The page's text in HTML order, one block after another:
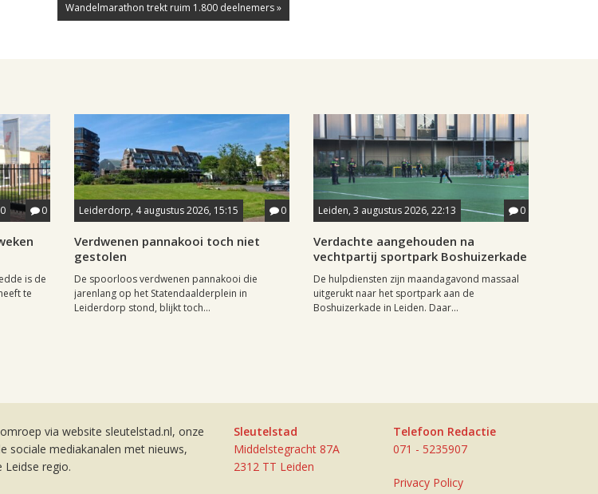
Wandelmarathon trekt ruim 1.800 deelnemers »
0
is de
te
Leiderdorp, 4 augustus 2026, 15:15 0
Verdwenen pannakooi toch niet
gestolen
De spoorloos verdwenen pannakooi die
jarenlang op het Statendaalderplein in
Leiderdorp stond, blijkt toch...
Leiden, 3 augustus 2026, 22:13 0
Verdachte aangehouden na
vechtpartij sportpark Boshuizerkade
De hulpdiensten zijn maandagavond massaal
uitgerukt naar het sportpark aan de
Boshuizerkade in Leiden. Daar...
via website sleutelstad.nl, onze
sociale mediakanalen met nieuws,
regio.
Sleutelstad
Middelstegracht 87A
2312 TT Leiden
Telefoon Redactie
071 - 5235907
Privacy Policy